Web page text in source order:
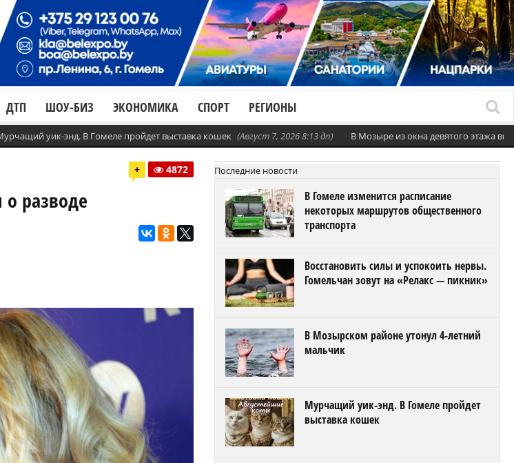
ДТП ШОУ-БИЗ ЭКОНОМИКА СПОРТ РЕГИОНЫ
уик-энд. В Гомеле пройдет выставка кошек (Август 7, 2026 8:13 дп) В Мозыре из окна девятого этажа
+ 4872
разводе
Последние новости
В Гомеле изменится расписание
некоторых маршрутов общественного
транспорта
Восстановить силы и успокоить нервы.
Гомельчан зовут на «Релакс — пикник»
В Мозырском районе утонул 4-летний
мальчик
Мурчащий уик-энд. В Гомеле пройдет
выставка кошек